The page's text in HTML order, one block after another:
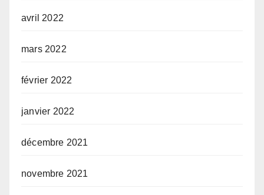
avril 2022
mars 2022
février 2022
janvier 2022
décembre 2021
novembre 2021